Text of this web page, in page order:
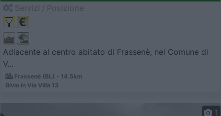
Adiacente al centro abitato di Frassenè, nel Comune di
V...
Frassenè (BL) - 14.5km
Bivio in Via Villa 13
1